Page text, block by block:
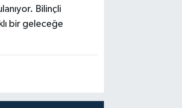
Bilinçli
bir geleceğe